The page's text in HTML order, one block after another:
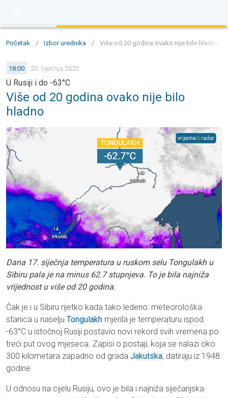
Početak / Izbor urednika / Više od 20 godina ovako nije bilo hladno, u
18:00 20. siječnja 2023.
U Rusiji i do -63°C
Više od 20 godina ovako nije bilo
hladno
Dana 17. siječnja temperatura u ruskom selu Tongulakh u
Sibiru pala je na minus 62.7 stupnjeva. To je bila najniža
vrijednost u više od 20 godina.
Čak je i u Sibiru rijetko kada tako ledeno: meteorološka
stanica u naselju Tongulakh mjerila je temperaturu ispod
-63°C u istočnoj Rusiji postavio novi rekord svih vremena po
treći put ovog mjeseca. Zapisi o postaji, koja se nalazi oko
300 kilometara zapadno od grada Jakutska, datiraju iz 1948.
godine.
U odnosu na cijelu Rusiju, ovo je bila i najniža siječanjska